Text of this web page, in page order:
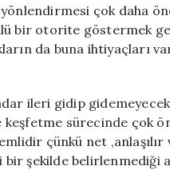
yönlendirmesi çok daha
bir otorite göstermek
da buna ihtiyaçları
ileri gidip
keşfetme sürecinde çok
çünkü net
bir şekilde